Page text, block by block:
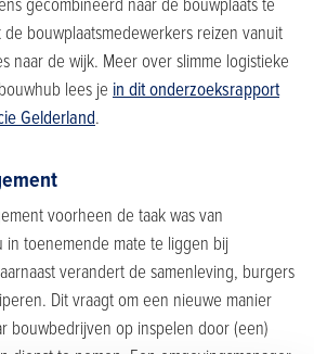
gecombineerd naar de bouwplaats te
bouwplaatsmedewerkers reizen vanuit
naar de wijk. Meer over slimme logistieke
lees je in dit onderzoeksrapport
Gelderland.
voorheen de taak was van
toenemende mate te liggen bij
verandert de samenleving, burgers
Dit vraagt om een nieuwe manier
bouwbedrijven op inspelen door (een)